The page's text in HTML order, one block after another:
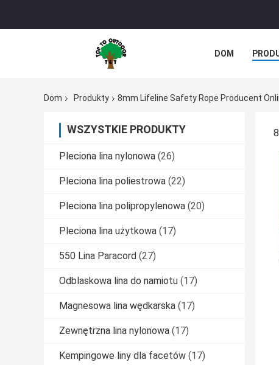
DOM
Dom Produkty 8mm Lifeline Safety Rope Producent
WSZYSTKIE PRODUKTY
Pleciona lina nylonowa (26)
Pleciona lina poliestrowa (22)
Pleciona lina polipropylenowa (20)
Pleciona lina użytkowa (17)
550 Lina Paracord (27)
Odblaskowa lina do namiotu (17)
Magnesowa lina wędkarska (17)
Zewnętrzna lina nylonowa (17)
Kempingowe liny dla facetów (17)